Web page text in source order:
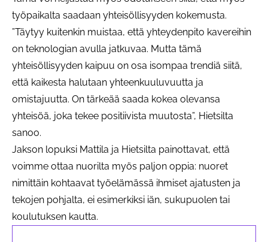
työpaikalta saadaan yhteisöllisyyden kokemusta.
”Täytyy kuitenkin muistaa, että yhteydenpito kavereihin
on teknologian avulla jatkuvaa. Mutta tämä
yhteisöllisyyden kaipuu on osa isompaa trendiä siitä,
että kaikesta halutaan yhteenkuuluvuutta ja
omistajuutta. On tärkeää saada kokea olevansa
yhteisöä, joka tekee positiivista muutosta”, Hietsilta
sanoo.
Jakson lopuksi Mattila ja Hietsilta painottavat, että
voimme ottaa nuorilta myös paljon oppia: nuoret
nimittäin kohtaavat työelämässä ihmiset ajatusten ja
tekojen pohjalta, ei esimerkiksi iän, sukupuolen tai
koulutuksen kautta.